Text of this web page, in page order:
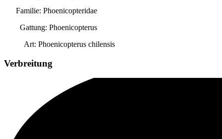
Familie: Phoenicopteridae
Gattung: Phoenicopterus
Art: Phoenicopterus chilensis
Verbreitung